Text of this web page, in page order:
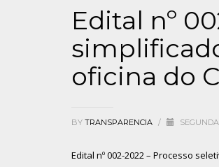
Edital nº
oficina do
BY TRANSPARENCIA /
Edital nº 002-2022 – Processo